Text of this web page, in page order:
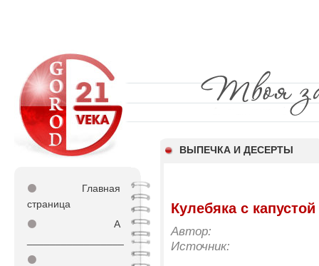
ВЫПЕЧКА И ДЕСЕРТЫ
⚫
Главная
страница
⚫
А
⚫
Кулебяка с
Автор:
Источник: